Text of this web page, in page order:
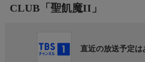
CLUB「聖飢魔II」
直近の放送予定は